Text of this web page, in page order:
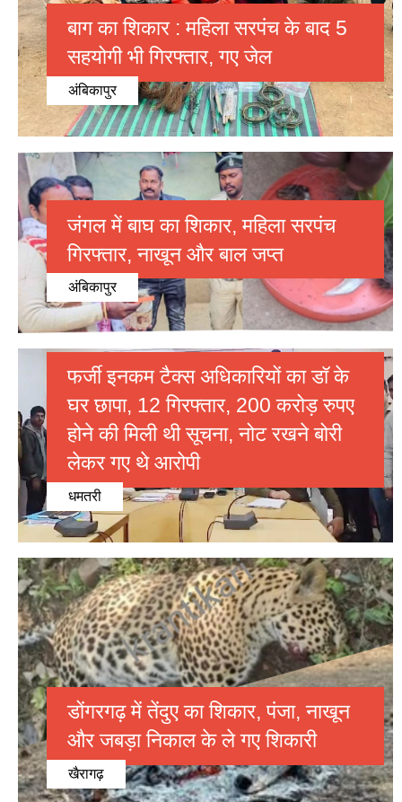
बाग का शिकार : महिला सरपंच के बाद 5
सहयोगी भी गिरफ्तार, गए जेल
अंबिकापुर
जंगल में बाघ का शिकार, महिला सरपंच
गिरफ्तार, नाखून और बाल जप्त
अंबिकापुर
फर्जी इनकम टैक्स अधिकारियों का डॉ के
घर छापा, 12 गिरफ्तार, 200 करोड़ रुपए
होने की मिली थी सूचना, नोट रखने बोरी
लेकर गए थे आरोपी
धमतरी
डोंगरगढ़ में तेंदुए का शिकार, पंजा, नाखून
और जबड़ा निकाल के ले गए शिकारी
खैरागढ़